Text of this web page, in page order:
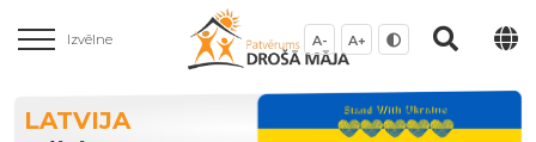
Izvēlne A- A+
LATVIJA